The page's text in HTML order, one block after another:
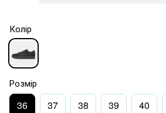
Колір
Розмір
36 37 38 39 40